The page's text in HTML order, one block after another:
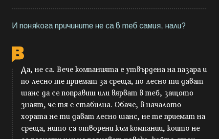
И понякога причините не са в теб самия, нали?
Да, не са. Вече компанията е утвърдена на пазара и
по-лесно те приемат за среща, по-лесно ти дават
шанс да се поправиш или вярват в теб, защото
знаят, че тя е стабилна. Обаче, в началото
хората не ти дават лесно шанс, не те приемат на
среща, нито са отворени към компании, които не